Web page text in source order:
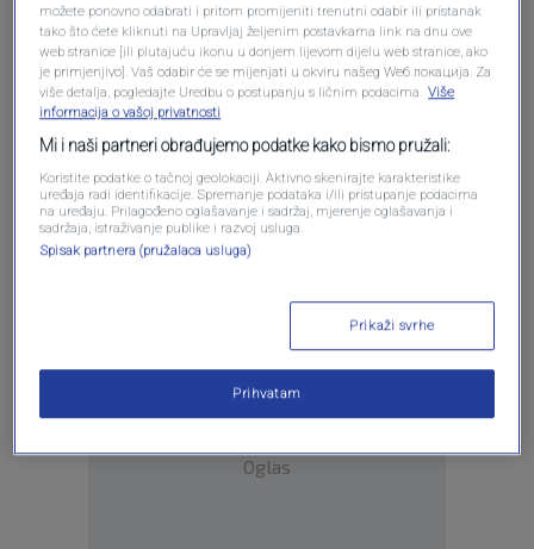
Oglas
Oglas
možete ponovno odabrati i pritom promijeniti trenutni odabir ili pristanak
tako što ćete kliknuti na Upravljaj željenim postavkama link na dnu ove
web stranice [ili plutajuću ikonu u donjem lijevom dijelu web stranice, ako
je primjenjivo]. Vaš odabir će se mijenjati u okviru našeg Wеб локација. Za
više detalja, pogledajte Uredbu o postupanju s ličnim podacima. Više
informacija o vašoj privatnosti
Mi i naši partneri obrađujemo podatke kako bismo pružali:
Koristite podatke o tačnoj geolokaciji. Aktivno skenirajte karakteristike
uređaja radi identifikacije. Spremanje podataka i/ili pristupanje podacima
na uređaju. Prilagođeno oglašavanje i sadržaj, mjerenje oglašavanja i
sadržaja, istraživanje publike i razvoj usluga.
Spisak partnera (pružalaca usluga)
Prikaži svrhe
Prihvatam